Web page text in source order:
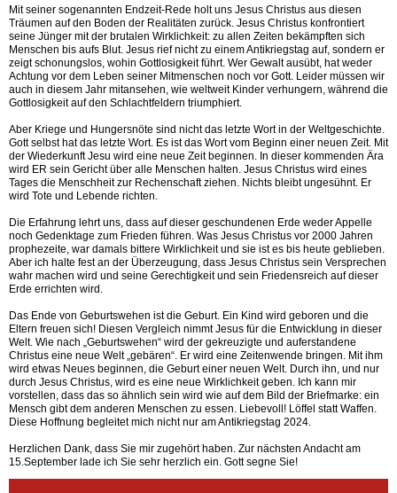
Mit seiner sogenannten Endzeit-Rede holt uns Jesus Christus aus diesen
Träumen auf den Boden der Realitäten zurück. Jesus Christus konfrontiert
seine Jünger mit der brutalen Wirklichkeit: zu allen Zeiten bekämpften sich
Menschen bis aufs Blut. Jesus rief nicht zu einem Antikriegstag auf, sondern er
zeigt schonungslos, wohin Gottlosigkeit führt. Wer Gewalt ausübt, hat weder
Achtung vor dem Leben seiner Mitmenschen noch vor Gott. Leider müssen wir
auch in diesem Jahr mitansehen, wie weltweit Kinder verhungern, während die
Gottlosigkeit auf den Schlachtfeldern triumphiert.
Aber Kriege und Hungersnöte sind nicht das letzte Wort in der Weltgeschichte.
Gott selbst hat das letzte Wort. Es ist das Wort vom Beginn einer neuen Zeit. Mit
der Wiederkunft Jesu wird eine neue Zeit beginnen. In dieser kommenden Ära
wird ER sein Gericht über alle Menschen halten. Jesus Christus wird eines
Tages die Menschheit zur Rechenschaft ziehen. Nichts bleibt ungesühnt. Er
wird Tote und Lebende richten.
Die Erfahrung lehrt uns, dass auf dieser geschundenen Erde weder Appelle
noch Gedenktage zum Frieden führen. Was Jesus Christus vor 2000 Jahren
prophezeite, war damals bittere Wirklichkeit und sie ist es bis heute geblieben.
Aber ich halte fest an der Überzeugung, dass Jesus Christus sein Versprechen
wahr machen wird und seine Gerechtigkeit und sein Friedensreich auf dieser
Erde errichten wird.
Das Ende von Geburtswehen ist die Geburt. Ein Kind wird geboren und die
Eltern freuen sich! Diesen Vergleich nimmt Jesus für die Entwicklung in dieser
Welt. Wie nach „Geburtswehen“ wird der gekreuzigte und auferstandene
Christus eine neue Welt „gebären“. Er wird eine Zeitenwende bringen. Mit ihm
wird etwas Neues beginnen, die Geburt einer neuen Welt. Durch ihn, und nur
durch Jesus Christus, wird es eine neue Wirklichkeit geben. Ich kann mir
vorstellen, dass das so ähnlich sein wird wie auf dem Bild der Briefmarke: ein
Mensch gibt dem anderen Menschen zu essen. Liebevoll! Löffel statt Waffen.
Diese Hoffnung begleitet mich nicht nur am Antikriegstag 2024.
Herzlichen Dank, dass Sie mir zugehört haben. Zur nächsten Andacht am
15.September lade ich Sie sehr herzlich ein. Gott segne Sie!